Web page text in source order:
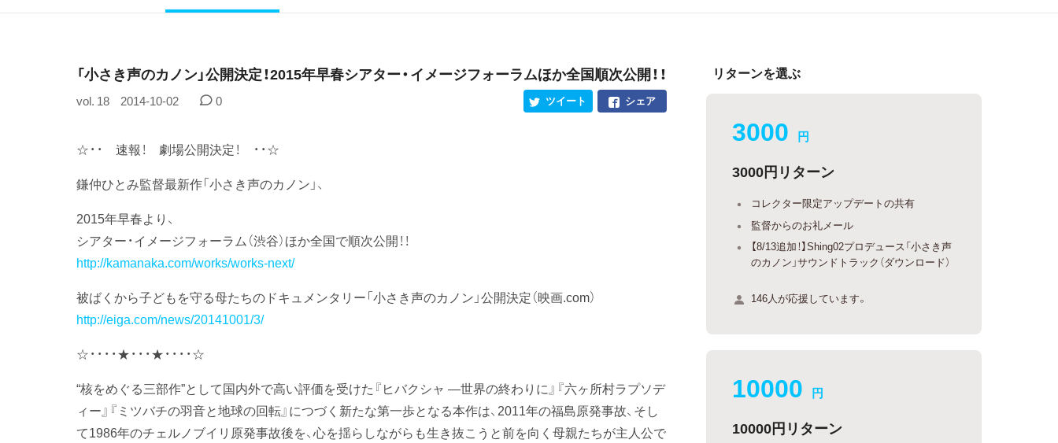
「小さき声のカノン」公開決定！2015年早春シアター・イメージフォーラムほか全国順次公開！！
vol. 18 2014-10-02 0 シェア
ツイート
☆・・ 速報！ 劇場公開決定！ ・・☆
鎌仲ひとみ監督最新作「小さき声のカノン」、
2015年早春より、
シアター・イメージフォーラム（渋谷）ほか全国で順次公開！！
http://kamanaka.com/works/works-next/
被ばくから子どもを守る母たちのドキュメンタリー「小さき声のカノン」公開決定（映画.com）
http://eiga.com/news/20141001/3/
☆・・・・★・・・★・・・・☆
“核をめぐる三部作”として国内外で高い評価を受けた『ヒバクシャ ―世界の終わりに』『六ヶ所村ラプソデ
ィー』『ミツバチの羽音と地球の回転』につづく新たな第一歩となる本作は、2011年の福島原発事故、そし
て1986年のチェルノブイリ原発事故後を、心を揺らしながらも生き抜こうと前を向く母親たちが主人公で
リターンを選ぶ
3000 円
3000円リターン
コレクター限定アップデートの共有
監督からのお礼メール
【8/13追加！】Shing02プロデュース「小さき声
のカノン」サウンドトラック（ダウンロード）
146人が応援しています。
10000 円
10000円リターン